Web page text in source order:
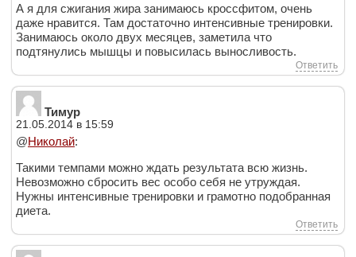
А я для сжигания жира занимаюсь кроссфитом, очень
даже нравится. Там достаточно интенсивные тренировки.
Занимаюсь около двух месяцев, заметила что
подтянулись мышцы и повысилась выносливость.
Ответить
Тимур
21.05.2014 в 15:59
@Николай:
Такими темпами можно ждать результата всю жизнь.
Невозможно сбросить вес особо себя не утруждая.
Нужны интенсивные тренировки и грамотно подобранная
диета.
Ответить